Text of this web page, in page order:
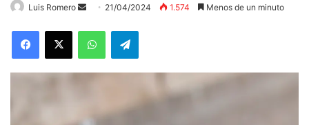
Luis Romero
Send
email
21/04/2024 1.574 Menos de un minuto
WhatsAppTelegram